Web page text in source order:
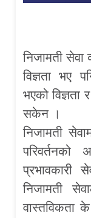
निजामती सेवा
विज्ञता भए
भएको विज्ञता
सकेन ।
निजामती
परिवर्तनको
प्रभावकारी
निजामती
वास्तविकता